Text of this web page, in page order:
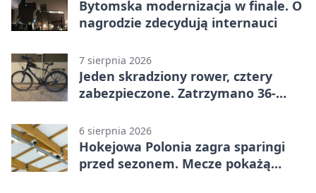
Bytomska modernizacja w finale. O
nagrodzie zdecydują internauci
7 sierpnia 2026
Jeden skradziony rower, cztery
zabezpieczone. Zatrzymano 36-
6 sierpnia 2026
Hokejowa Polonia zagra sparingi
przed sezonem. Mecze pokażą